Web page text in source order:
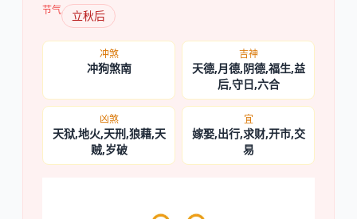
节气 立秋后
冲煞
冲狗煞南
吉神
天德,月德,阴德,福生,益
后,守日,六合
凶煞
天狱,地火,天刑,狼藉,天
贼,岁破
宜
嫁娶,出行,求财,开市,交
易